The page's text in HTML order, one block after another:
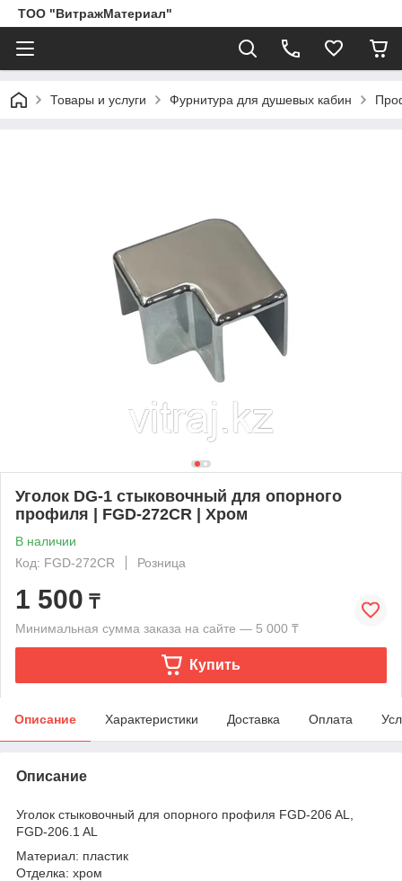
ТОО "ВитражМатериал"
Товары и услуги Фурнитура для душевых кабин
Уголок DG-1 стыковочный для опорного
профиля | FGD-272CR | Хром
В наличии
Код: FGD-272CR
Розница
1 500 ₸
Минимальная сумма заказа на сайте — 5 000 ₸
Купить
Описание Характеристики Доставка Оплата
Описание
Уголок стыковочный для опорного профиля FGD-206 AL,
FGD-206.1 AL
Материал: пластик
Отделка: хром